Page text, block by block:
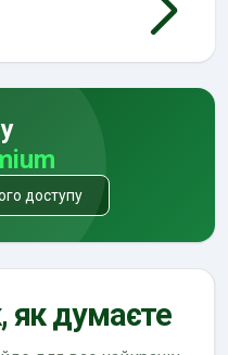
доступу
як думаєте